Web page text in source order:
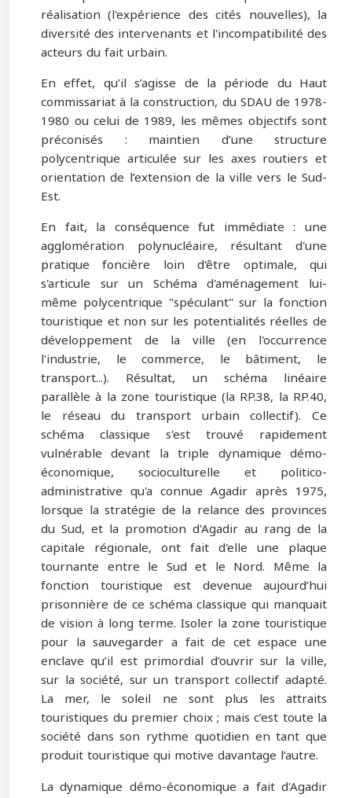
réalisation (l'expérience des cités nouvelles), la
diversité des intervenants et l'incompatibilité des
acteurs du fait urbain.
En effet, qu’il s’agisse de la période du Haut
commissariat à la construction, du SDAU de 1978-
1980 ou celui de 1989, les mêmes objectifs sont
préconisés : maintien d’une structure
polycentrique articulée sur les axes routiers et
orientation de l’extension de la ville vers le Sud-
Est.
En fait, la conséquence fut immédiate : une
agglomération polynucléaire, résultant d'une
pratique foncière loin d'être optimale, qui
s'articule sur un Schéma d'aménagement lui-
même polycentrique "spéculant" sur la fonction
touristique et non sur les potentialités réelles de
développement de la ville (en l'occurrence
l'industrie, le commerce, le bâtiment, le
transport...). Résultat, un schéma linéaire
parallèle à la zone touristique (la RP.38, la RP.40,
le réseau du transport urbain collectif). Ce
schéma classique s'est trouvé rapidement
vulnérable devant la triple dynamique démo-
économique, socioculturelle et politico-
administrative qu'a connue Agadir après 1975,
lorsque la stratégie de la relance des provinces
du Sud, et la promotion d'Agadir au rang de la
capitale régionale, ont fait d'elle une plaque
tournante entre le Sud et le Nord. Même la
fonction touristique est devenue aujourd’hui
prisonnière de ce schéma classique qui manquait
de vision à long terme. Isoler la zone touristique
pour la sauvegarder a fait de cet espace une
enclave qu’il est primordial d’ouvrir sur la ville,
sur la société, sur un transport collectif adapté.
La mer, le soleil ne sont plus les attraits
touristiques du premier choix ; mais c’est toute la
société dans son rythme quotidien en tant que
produit touristique qui motive davantage l’autre.
La dynamique démo-économique a fait d'Agadir